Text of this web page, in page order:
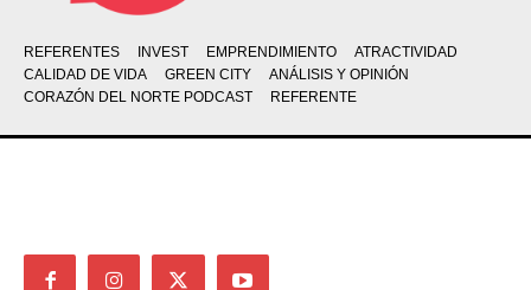
REFERENTES INVEST EMPRENDIMIENTO
ATRACTIVIDAD
CALIDAD DE VIDA
GREEN CITY
ANÁLISIS Y OPINIÓN
CORAZÓN DEL NORTE PODCAST
REFERENTE